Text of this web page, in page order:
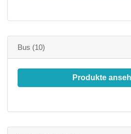
Bus (10)
Produkte